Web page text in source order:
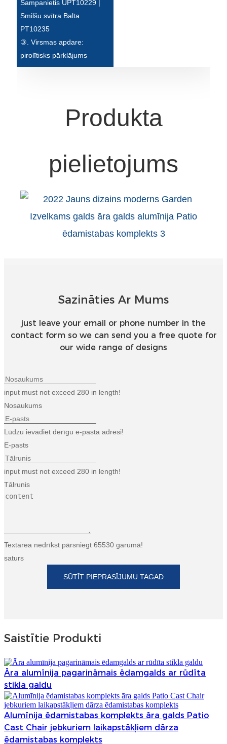
ಕನ್ನಡ
ଓଡ଼ିଆ
bahasa Indonesia
Sundanese
Azərbaycan
עִבְרִית
Šampanietis UPT10229 |
Smilšu svītra Balta
PT10235
③. Virsmas apdare:
pirolītisks pārklājums
Produkta
pielietojums
Sazināties Ar Mums
just leave your email or phone number in the
contact form so we can send you a free quote for
our wide range of designs
input must not exceed 280 in length!
Nosaukums
Lūdzu ievadiet derīgu e-pasta adresi!
E-pasts
input must not exceed 280 in length!
Tālrunis
Textarea nedrīkst pārsniegt 65530 garumā!
saturs
SŪTĪT PIEPRASĪJUMU TAGAD
Saistītie Produkti
Āra alumīnija pagarināmais ēdamgalds ar rūdīta
stikla galdu
Alumīnija ēdamistabas komplekts āra galds Patio
Cast Chair jebkuriem laikapstākļiem dārza
ēdamistabas komplekts